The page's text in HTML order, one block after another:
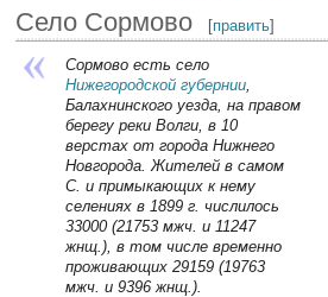
Село Сормово [править]
Сормово есть село
Нижегородской губернии
Балахнинского уезда, на правом
берегу реки Волги, в 10
верстах от города Нижнего
Новгорода. Жителей в самом
С. и примыкающих к нему
селениях в 1899 г. числилось
33000 (21753 мжч. и 11247
жнщ.), в том числе временно
проживающих 29159 (19763
мжч. и 9396 жнщ.).